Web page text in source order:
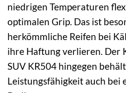
niedrigen Temperaturen
optimalen Grip. Das ist
herkömmliche Reifen bei
ihre Haftung verlieren. Der
SUV KR504 hingegen
Leistungsfähigkeit auch bei